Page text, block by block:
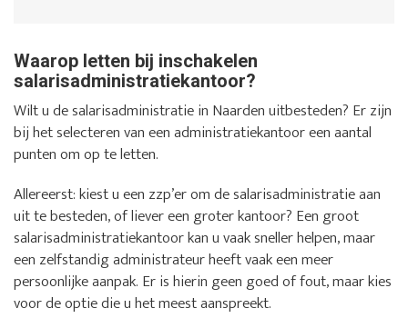
Waarop letten bij inschakelen
salarisadministratiekantoor?
Wilt u de salarisadministratie in Naarden uitbesteden? Er zijn
bij het selecteren van een administratiekantoor een aantal
punten om op te letten.
Allereerst: kiest u een zzp’er om de salarisadministratie aan
uit te besteden, of liever een groter kantoor? Een groot
salarisadministratiekantoor kan u vaak sneller helpen, maar
een zelfstandig administrateur heeft vaak een meer
persoonlijke aanpak. Er is hierin geen goed of fout, maar kies
voor de optie die u het meest aanspreekt.